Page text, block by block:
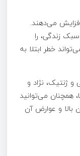
افزایش می‌دهند.
زندگی، را
خطر ابتلا به
و ژنتیک، نژاد و
همچنان می‌توانید
بالا و عوارض آن